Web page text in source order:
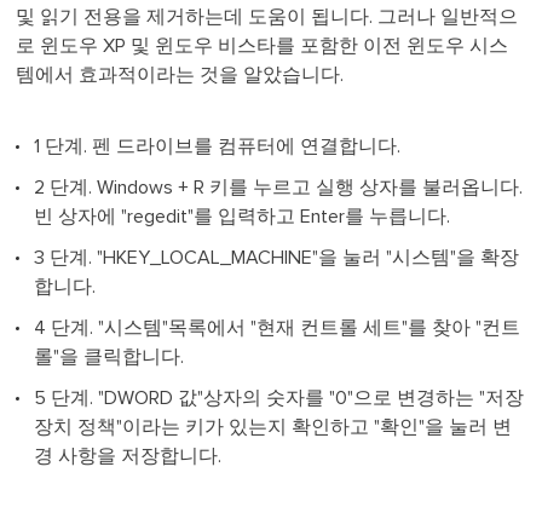
및 읽기 전용을 제거하는데 도움이 됩니다. 그러나 일반적으
로 윈도우 XP 및 윈도우 비스타를 포함한 이전 윈도우 시스
템에서 효과적이라는 것을 알았습니다.
1 단계. 펜 드라이브를 컴퓨터에 연결합니다.
2 단계. Windows + R 키를 누르고 실행 상자를 불러옵니다.
빈 상자에 "regedit"를 입력하고 Enter를 누릅니다.
3 단계. "HKEY_LOCAL_MACHINE"을 눌러 "시스템"을 확장
합니다.
4 단계. "시스템"목록에서 "현재 컨트롤 세트"를 찾아 "컨트
롤"을 클릭합니다.
5 단계. "DWORD 값"상자의 숫자를 "0"으로 변경하는 "저장
장치 정책"이라는 키가 있는지 확인하고 "확인"을 눌러 변
경 사항을 저장합니다.